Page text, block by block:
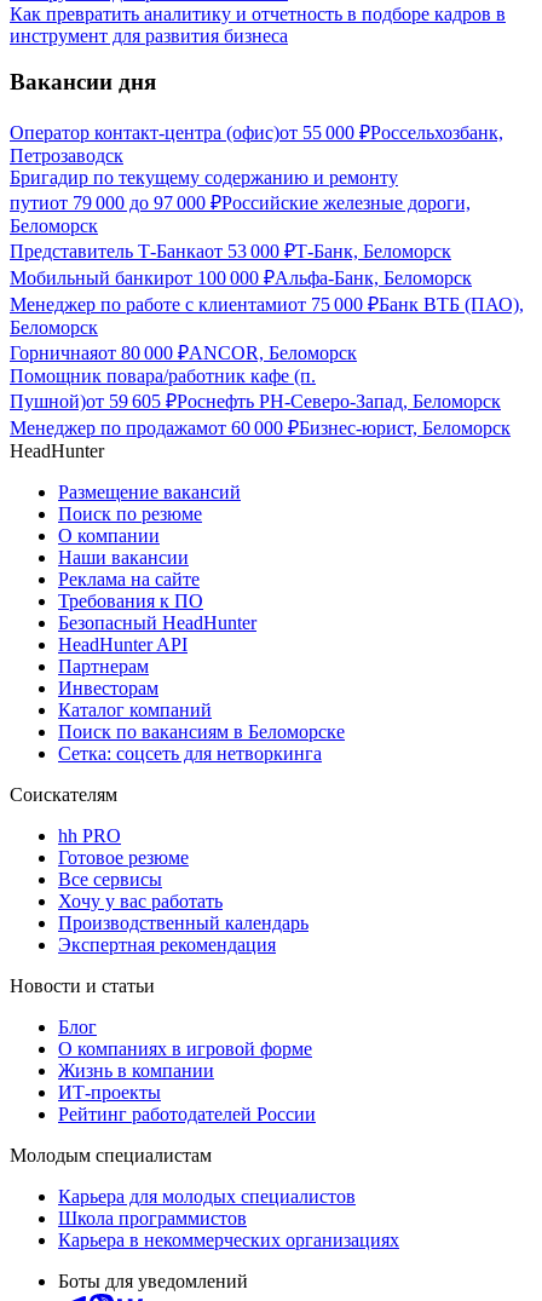
Как превратить аналитику и отчетность в подборе кадров в
инструмент для развития бизнеса
Вакансии дня
Оператор контакт-центра (офис)от 55 000 ₽Россельхозбанк,
Петрозаводск
Бригадир по текущему содержанию и ремонту
путиот 79 000 до 97 000 ₽Российские железные дороги,
Беломорск
Представитель Т-Банкаот 53 000 ₽Т-Банк, Беломорск
Мобильный банкирот 100 000 ₽Альфа-Банк, Беломорск
Менеджер по работе с клиентамиот 75 000 ₽Банк ВТБ (ПАО),
Беломорск
Горничнаяот 80 000 ₽ANCOR, Беломорск
Помощник повара/работник кафе (п.
Пушной)от 59 605 ₽Роснефть РН-Северо-Запад, Беломорск
Менеджер по продажамот 60 000 ₽Бизнес-юрист, Беломорск
HeadHunter
Размещение вакансий
Поиск по резюме
О компании
Наши вакансии
Реклама на сайте
Требования к ПО
Безопасный HeadHunter
HeadHunter API
Партнерам
Инвесторам
Каталог компаний
Поиск по вакансиям в Беломорске
Сетка: соцсеть для нетворкинга
Соискателям
hh PRO
Готовое резюме
Все сервисы
Хочу у вас работать
Производственный календарь
Экспертная рекомендация
Новости и статьи
Блог
О компаниях в игровой форме
Жизнь в компании
ИТ-проекты
Рейтинг работодателей России
Молодым специалистам
Карьера для молодых специалистов
Школа программистов
Карьера в некоммерческих организациях
Боты для уведомлений